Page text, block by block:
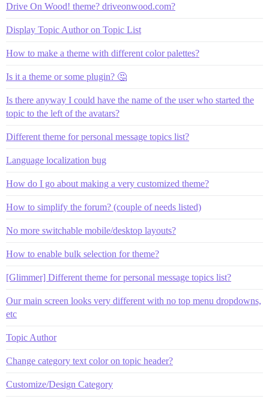
Drive On Wood! theme? driveonwood.com?
Display Topic Author on Topic List
How to make a theme with different color palettes?
Is it a theme or some plugin? 🤔
Is there anyway I could have the name of the user who started the
topic to the left of the avatars?
Different theme for personal message topics list?
Language localization bug
How do I go about making a very customized theme?
How to simplify the forum? (couple of needs listed)
No more switchable mobile/desktop layouts?
How to enable bulk selection for theme?
[Glimmer] Different theme for personal message topics list?
Our main screen looks very different with no top menu dropdowns,
etc
Topic Author
Change category text color on topic header?
Customize/Design Category